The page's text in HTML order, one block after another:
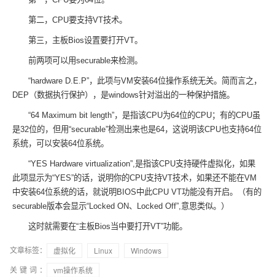
第二，CPU要支持VT技术。
第三，主板Bios设置要打开VT。
前两项可以用securable来检测。
“hardware D.E.P”，此项与VM安装64位操作系统无关。简而言之，
DEP（数据执行保护），是windows针对溢出的一种保护措施。
“64 Maximum bit length”，是指该CPU为64位的CPU；有的CPU虽
是32位的，但用“securable”检测出来也是64，这说明该CPU也支持64位
系统，可以安装64位系统。
“YES Hardware virtualization”,是指该CPU支持硬件虚拟化，如果
此项显示为“YES”的话，说明你的CPU支持VT技术，如果还不能在VM
中安装64位系统的话，就说明BIOS中此CPU VT功能没有开启。（有的
securable版本会显示“Locked ON、Locked Off”,意思类似。）
这时就需要在“主板Bios当中要打开VT”功能。
文章标签： 虚拟化 Linux
Windows
关键词：
vm操作系统